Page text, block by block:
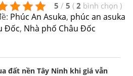
5 / 5 ( 2 bình chọn )
Phúc An Asuka, phúc an asuka
Đốc, Nhà phố Châu Đốc
đất nền Tây Ninh khi giá vẫn